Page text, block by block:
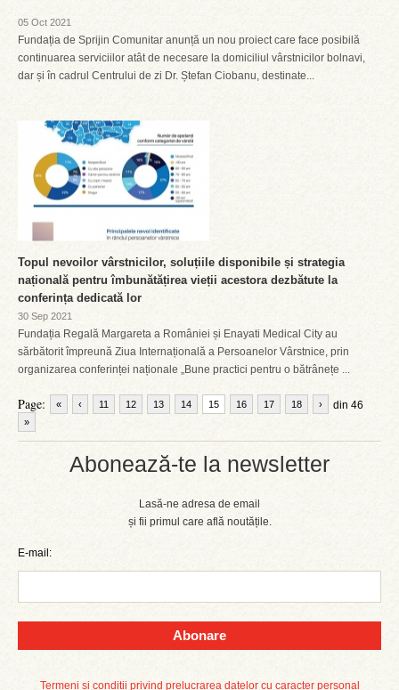
Abonează-te la newsletter
Lasă-ne adresa de email
și fii primul care află noutățile.
E-mail:
Abonare
Termeni și condiții privind prelucrarea datelor cu caracter personal
05 Oct 2021
Fundația de Sprijin Comunitar anunță un nou proiect care face posibilă
continuarea serviciilor atât de necesare la domiciliul vârstnicilor bolnavi,
dar și în cadrul Centrului de zi Dr. Ștefan Ciobanu, destinate...
Topul nevoilor vârstnicilor, soluțiile disponibile și strategia
națională pentru îmbunătățirea vieții acestora dezbătute la
conferința dedicată lor
30 Sep 2021
Fundația Regală Margareta a României și Enayati Medical City au
sărbătorit împreună Ziua Internațională a Persoanelor Vârstnice, prin
organizarea conferinței naționale „Bune practici pentru o bătrânețe ...
Page: « ‹ 11 12 13 14 15 16 17 18 din 46
›
»